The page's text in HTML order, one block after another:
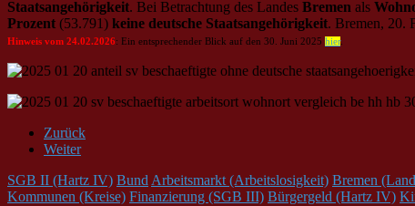
Staatsangehörigkeit. Bei Betrachtung des Landes Bremen als
Prozent (53.791) keine deutsche Staatsangehörigkeit. Bremen, 20.
Hinweis vom 24.02.2026: Ein entsprechender Blick auf den 30. Juni 2025 hier.
Zurück
Weiter
SGB II (Hartz IV) Bund Arbeitsmarkt (Arbeitslosigkeit) Bremen
Kommunen (Kreise) Finanzierung (SGB III) Bürgergeld (Hartz IV)